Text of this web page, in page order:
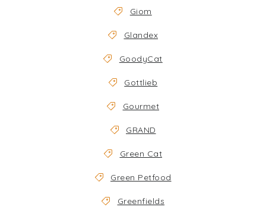
Giom
Glandex
GoodyCat
Gottlieb
Gourmet
GRAND
Green Cat
Green Petfood
Greenfields